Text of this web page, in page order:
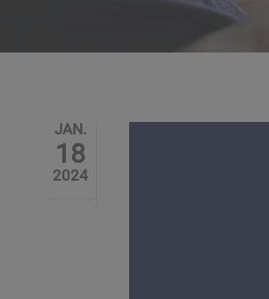
JAN.
18
2024